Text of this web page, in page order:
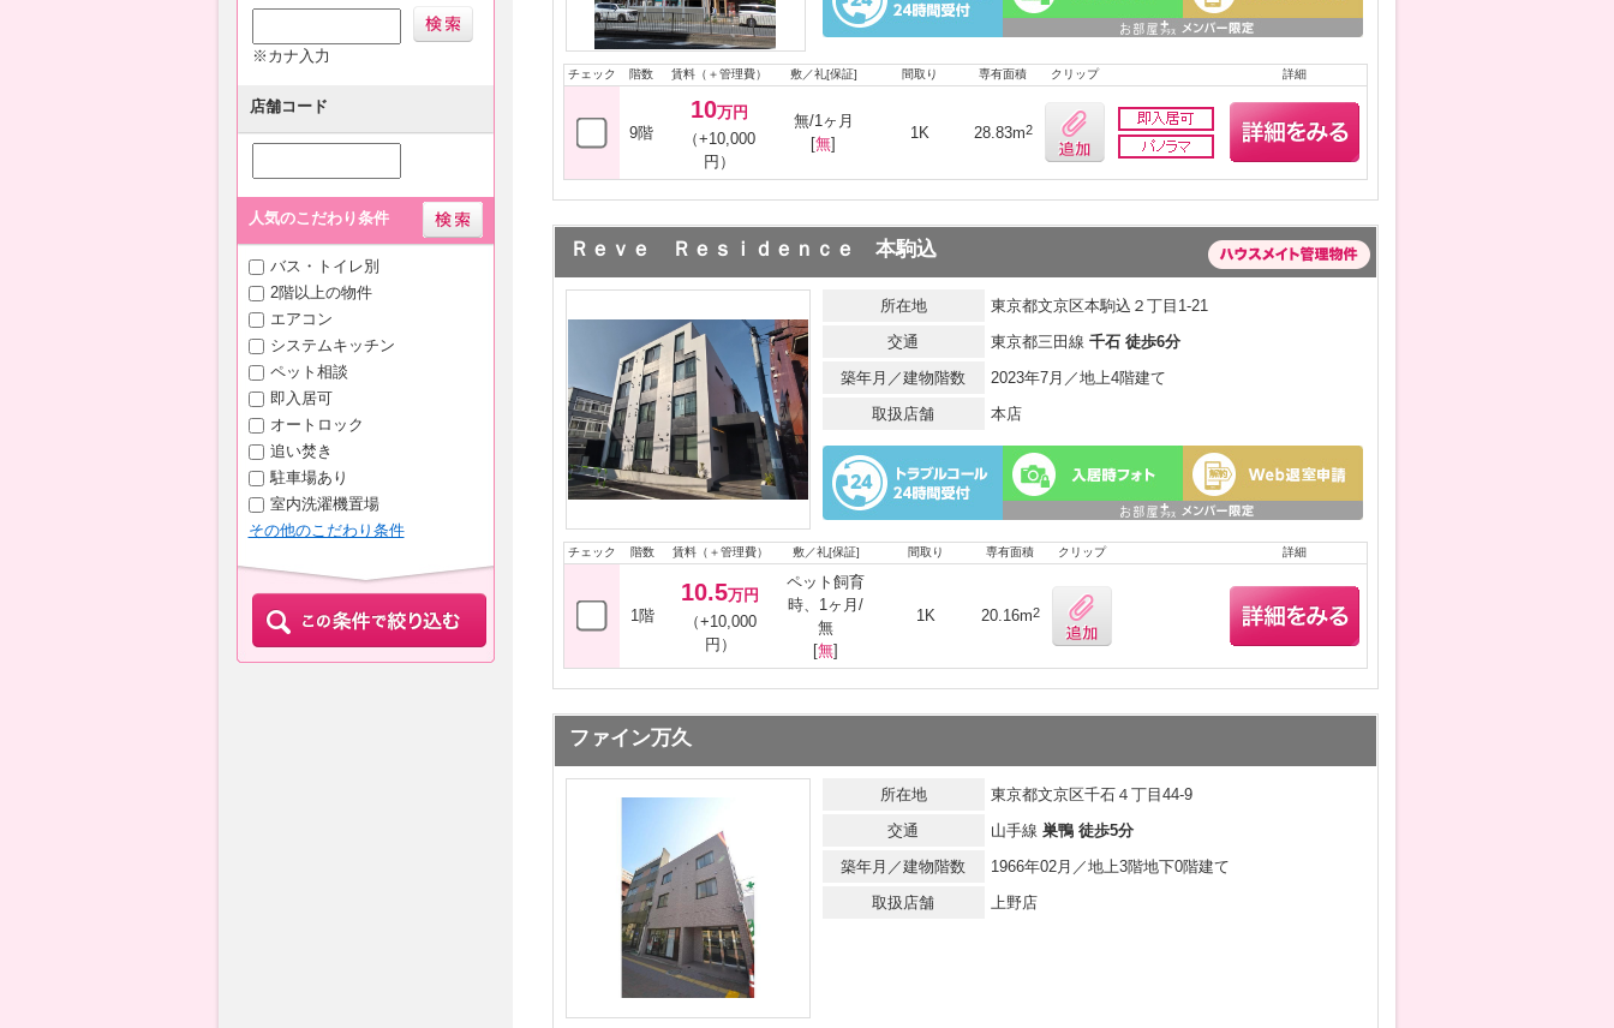
※カナ入力
店舗コード
人気のこだわり条件
バス・トイレ別
2階以上の物件
エアコン
システムキッチン
ペット相談
即入居可
オートロック
追い焚き
駐車場あり
室内洗濯機置場
その他のこだわり条件
チェック 階数 賃料（＋管理費） 敷／礼[保証] 間取り 専有面積 クリップ 詳細
9階
10万円
（+10,000
円）
無/1ヶ月
[無]
1K 28.83m2
Ｒｅｖｅ Ｒｅｓｉｄｅｎｃｅ 本駒込
所在地
東京都文京区本駒込２丁目1-21
交通
東京都三田線 千石 徒歩6分
築年月／建物階数
2023年7月／地上4階建て
取扱店舗
本店
チェック 階数 賃料（＋管理費） 敷／礼[保証] 間取り 専有面積 クリップ 詳細
1階
10.5万円
（+10,000
円）
ペット飼育
時、1ヶ月/
無
[無]
1K 20.16m2
ファイン万久
所在地
東京都文京区千石４丁目44-9
交通
山手線 巣鴨 徒歩5分
築年月／建物階数
1966年02月／地上3階地下0階建て
取扱店舗
上野店